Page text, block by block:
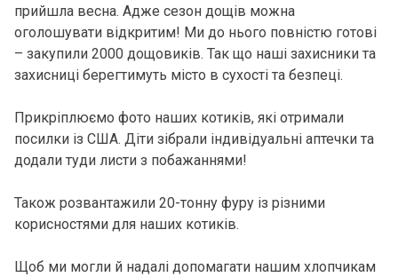
прийшла весна. Адже сезон дощів можна
оголошувати відкритим! Ми до нього повністю готові
– закупили 2000 дощовиків. Так що наші захисники та
захисниці берегтимуть місто в сухості та безпеці.
Прикріплюємо фото наших котиків, які отримали
посилки із США. Діти зібрали індивідуальні аптечки та
додали туди листи з побажаннями!
Також розвантажили 20-тонну фуру із різними
корисностями для наших котиків.
Щоб ми могли й надалі допомагати нашим хлопчикам